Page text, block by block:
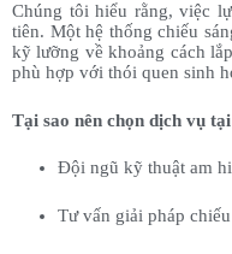
Chúng tôi hiểu rằng, việc
tiên. Một hệ thống chiếu
kỹ lưỡng về khoảng cách
phù hợp với thói quen sinh
Tại sao nên chọn dịch vụ
Đội ngũ kỹ thuật am
Tư vấn giải pháp